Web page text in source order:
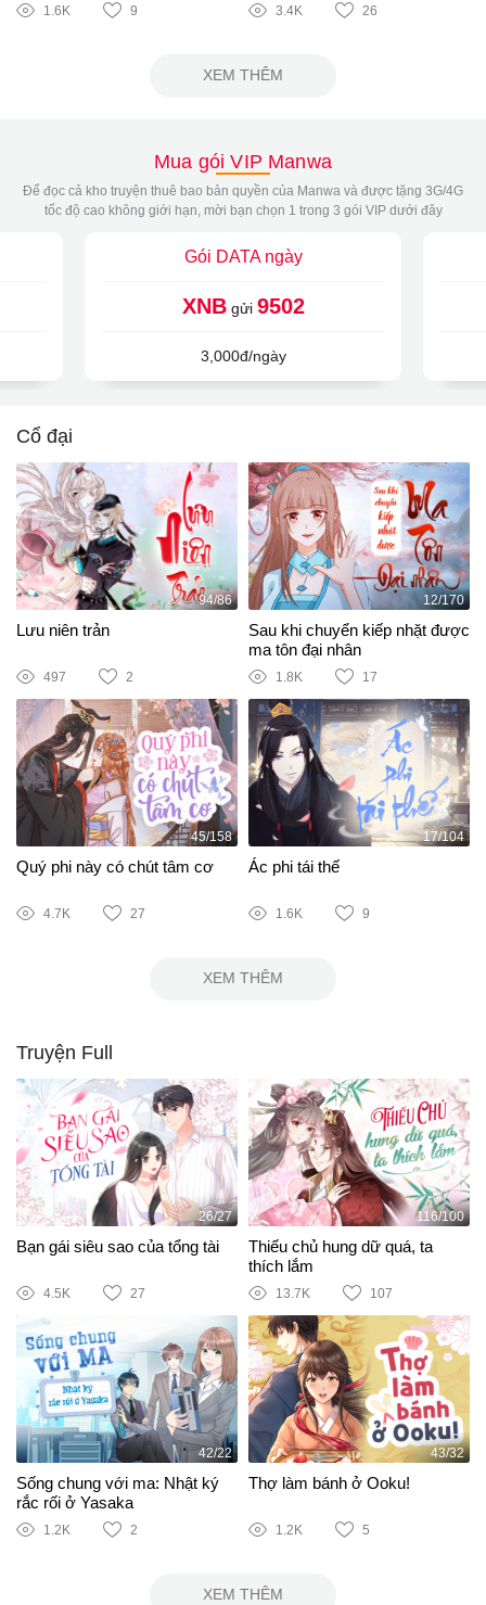
1.6K 9 3.4K 26
XEM THÊM
Mua gói VIP Manwa
Để đọc cả kho truyện thuê bao bản quyền của Manwa và được tặng 3G/4G
tốc độ cao không giới hạn, mời bạn chọn 1 trong 3 gói VIP dưới đây
Gói DATA ngày
XNBgửi 9502
3,000đ/ngày
Cổ đại
94/86
Lưu niên trản
497 2
12/170
Sau khi chuyển kiếp nhặt được
ma tôn đại nhân
1.8K 17
45/158
Quý phi này có chút tâm cơ
4.7K 27
17/104
Ác phi tái thế
1.6K 9
XEM THÊM
Truyện Full
26/27
Bạn gái siêu sao của tổng tài
4.5K 27
116/100
Thiếu chủ hung dữ quá, ta
thích lắm
13.7K 107
42/22
Sống chung với ma: Nhật ký
rắc rối ở Yasaka
1.2K 2
43/32
Thợ làm bánh ở Ooku!
1.2K 5
XEM THÊM